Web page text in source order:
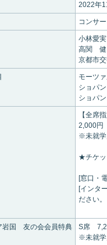
2022年
コンサ
小林愛実
高関 健
京都市交
モーツ
ショパ
ショパ
【全
2,000円
※未就学
★チケッ
[窓口・
[インタ
ださい。
岩国 友の会会員特典
S席
※未就学